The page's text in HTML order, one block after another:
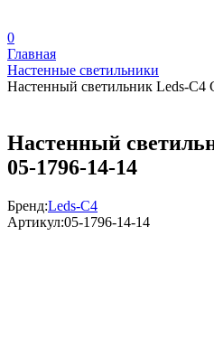
0
Главная
Настенные светильники
Настенный светильник Leds-C4
Настенный
05-1796-14-14
Бренд:Leds-C4
Артикул:05-1796-14-14